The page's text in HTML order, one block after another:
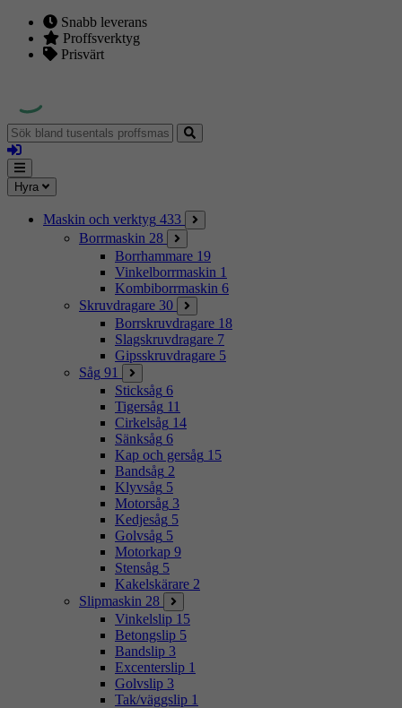
Snabb leverans
Proffsverktyg
Prisvärt
Sök
bland
tusentals
proffsmaskiner
Logga
in
Mina
sidor
Meny
Hyra
Maskin och verktyg 433
Borrmaskin 28
Borrhammare 19
Vinkelborrmaskin 1
Kombiborrmaskin 6
Skruvdragare 30
Borrskruvdragare 18
Slagskruvdragare 7
Gipsskruvdragare 5
Såg 91
Sticksåg 6
Tigersåg 11
Cirkelsåg 14
Sänksåg 6
Kap och gersåg 15
Bandsåg 2
Klyvsåg 5
Motorsåg 3
Kedjesåg 5
Golvsåg 5
Motorkap 9
Stensåg 5
Kakelskärare 2
Slipmaskin 28
Vinkelslip 15
Betongslip 5
Bandslip 3
Excenterslip 1
Golvslip 3
Tak/väggslip 1